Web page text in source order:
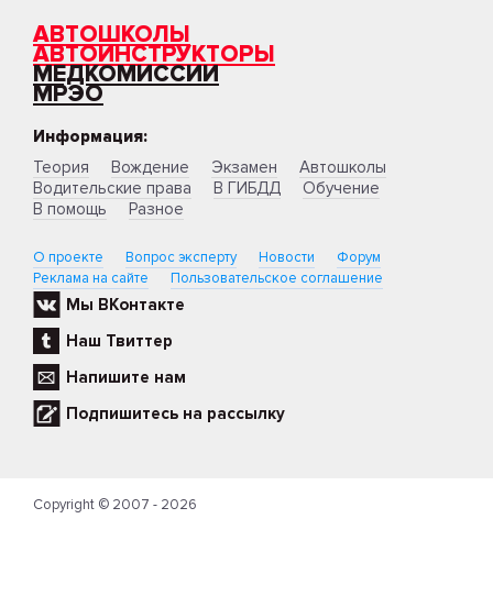
АВТОШКОЛЫ
АВТОИНСТРУКТОРЫ
МЕДКОМИССИИ
МРЭО
Информация:
Теория
Вождение Экзамен
Автошколы
Водительские права
В ГИБДД
Обучение
В помощь
Разное
О проекте Вопрос эксперту Новости
Форум
Реклама на сайте
Пользовательское соглашение
Мы ВКонтакте
Наш Твиттер
Напишите нам
Подпишитесь на рассылку
Copyright © 2007 - 2026